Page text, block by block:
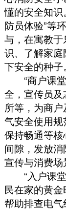
懂的安全知识。
防员体验”等
与， 在寓教
识、了解家庭
下安全的种子。
“商户课堂
全 ， 宣传员
所等， 为商户
气安全使用
保持畅通等
间隙， 发放
宣传与消费
“入户课堂
民在家的黄
帮助排查电